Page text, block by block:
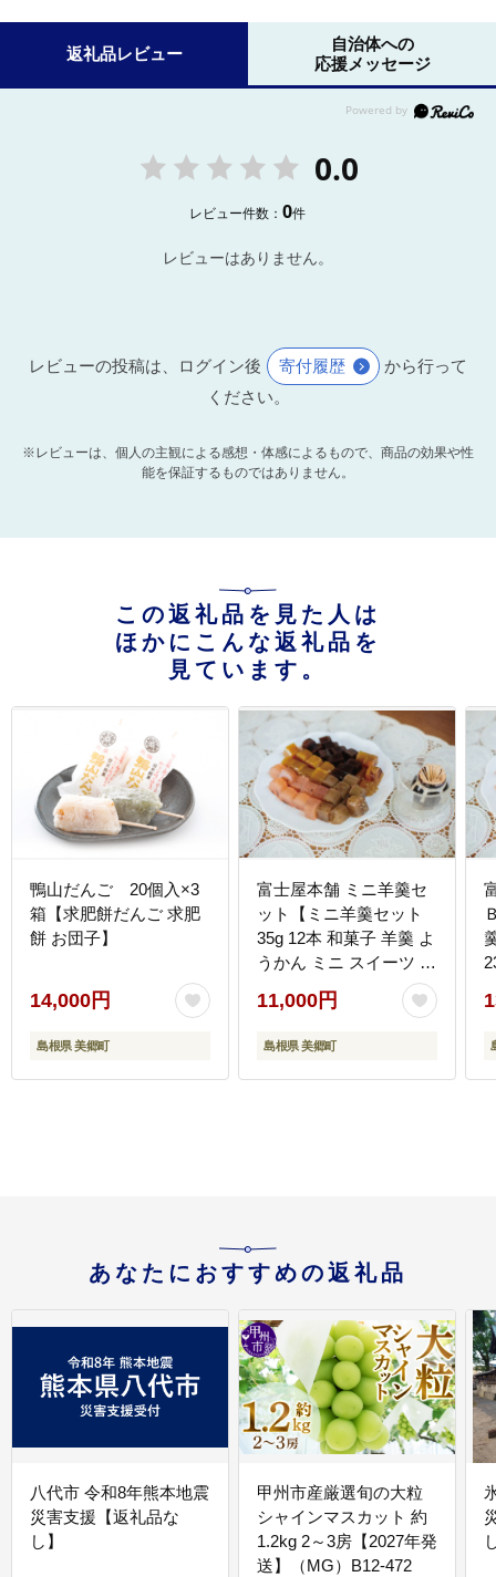
返礼品レビュー
自治体への
応援メッセージ
0.0
レビュー件数：0件
レビューはありません。
レビューの投稿は、ログイン後 寄付履歴
から行って
ください。
※レビューは、個人の主観による感想・体感によるもので、商品の効果や性
能を保証するものではありません。
この返礼品を見た人は
ほかにこんな返礼品を
見ています。
鴨山だんご 20個入×3
箱【求肥餅だんご 求肥
餅 お団子】
14,000円
島根県 美郷町
富士屋本舗 ミニ羊羹セ
ット【ミニ羊羹セット
35g 12本 和菓子 羊羹 よ
うかん ミニ スイーツ お
茶請け 柚子 ゆず 紫蘇
しそ 小豆 あずき エゴマ
えごま 桜 さくら 焼き芋
ット 自宅用 贈答 ギフ
11,000円
島根県 美郷町
あなたにおすすめの返礼品
八代市 令和8年熊本地震
災害支援【返礼品な
し】
甲州市産厳選旬の大粒
シャインマスカット 約
1.2kg 2～3房【2027年発
送】（MG）B12-472